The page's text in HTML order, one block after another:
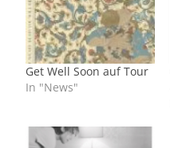
Get Well Soon auf Tour
In "News"